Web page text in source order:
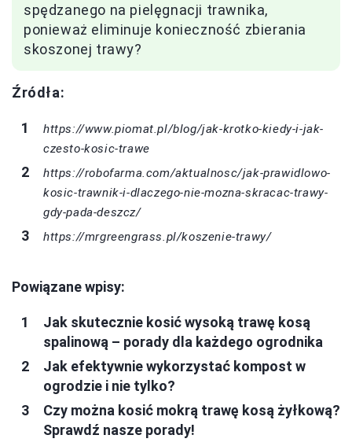
spędzanego na pielęgnacji trawnika,
ponieważ eliminuje konieczność zbierania
skoszonej trawy?
Źródła:
https://www.piomat.pl/blog/jak-krotko-kiedy-i-jak-
czesto-kosic-trawe
https://robofarma.com/aktualnosc/jak-prawidlowo-
kosic-trawnik-i-dlaczego-nie-mozna-skracac-trawy-
gdy-pada-deszcz/
https://mrgreengrass.pl/koszenie-trawy/
Powiązane wpisy:
Jak skutecznie kosić wysoką trawę kosą
spalinową – porady dla każdego ogrodnika
Jak efektywnie wykorzystać kompost w
ogrodzie i nie tylko?
Czy można kosić mokrą trawę kosą żyłkową?
Sprawdź nasze porady!